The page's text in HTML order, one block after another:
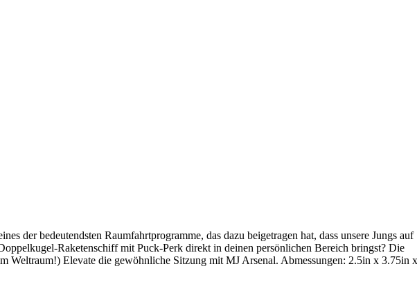
bedeutendsten Raumfahrtprogramme, das dazu beigetragen hat, dass unsere Jungs auf
Raketenschiff mit Puck-Perk direkt in deinen persönlichen Bereich bringst? Die
Weltraum!) Elevate die gewöhnliche Sitzung mit MJ Arsenal. Abmessungen: 2.5in x 3.75in x